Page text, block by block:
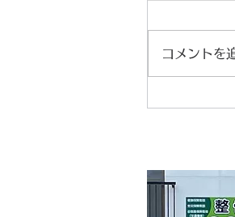
コメントを